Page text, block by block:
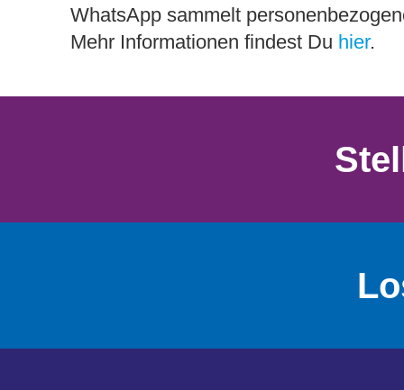
WhatsApp sammelt
Mehr Informationen findest Du hier.